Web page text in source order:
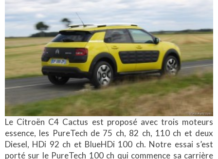
Le Citroën C4 Cactus est proposé avec trois moteurs
essence, les PureTech de 75 ch, 82 ch, 110 ch et deux
Diesel, HDi 92 ch et BlueHDi 100 ch. Notre essai s’est
porté sur le PureTech 100 ch qui commence sa carrière